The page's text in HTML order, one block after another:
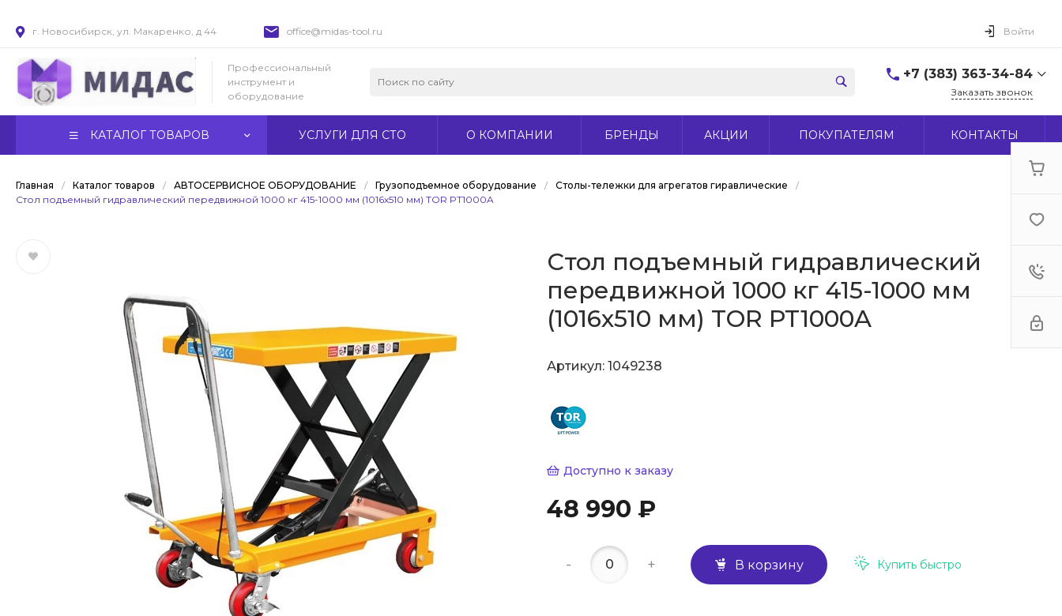
г. Новосибирск, ул. Макаренко, д 44 office@midas-tool.ru Войти
Профессиональный
инструмент и
оборудование
+7 (383) 363-34-84
г. Новосибирск, ул.
Заказать звонок
КАТАЛОГ ТОВАРОВ УСЛУГИ ДЛЯ СТО О КОМПАНИИ БРЕНДЫ АКЦИИ ПОКУПАТЕЛЯМ КОНТАКТЫ
Главная / Каталог товаров / АВТОСЕРВИСНОЕ ОБОРУДОВАНИЕ / Грузоподъемное оборудование / Столы-тележки для агрегатов гиравлические
/
Стол подъемный гидравлический передвижной 1000 кг 415-1000 мм (1016х510 мм) TOR PT1000A
Стол подъемный гидравлический
передвижной 1000 кг 415-1000 мм
(1016х510 мм) TOR PT1000A
Артикул: 1049238
Доступно к заказу
48 990 ₽
- + В корзину Купить быстро